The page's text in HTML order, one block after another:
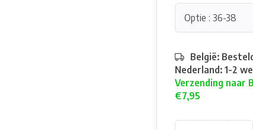
Optie : 36-38
België:
Nederland: 1-2
Verzending naar
€7,95